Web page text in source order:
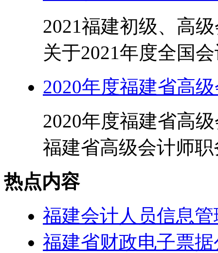
2021福建初级、高
关于2021年度全国
2020年度福建省高
2020年度福建省高
福建省高级会计师
热点内容
福建会计人员信息
福建省财政电子票